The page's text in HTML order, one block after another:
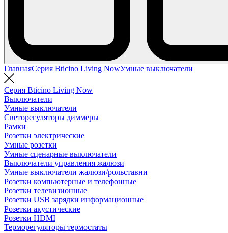
ГлавнаяСерия Bticino Living NowУмные выключатели
Серия Bticino Living Now
Выключатели
Умные выключатели
Светорегуляторы диммеры
Рамки
Розетки электрические
Умные розетки
Умные сценарные выключатели
Выключатели управления жалюзи
Умные выключатели жалюзи/рольставни
Розетки компьютерные и телефонные
Розетки телевизионные
Розетки USB зарядки информационные
Розетки акустические
Розетки HDMI
Терморегуляторы термостаты